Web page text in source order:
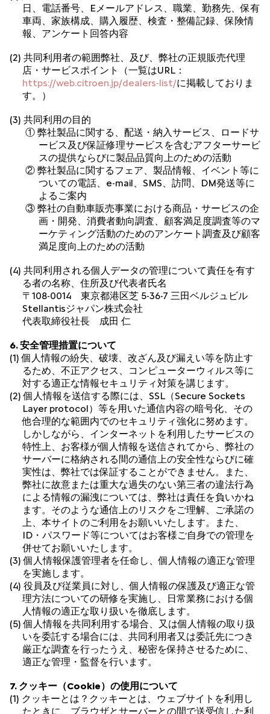
日、電話番号、Eメールアドレス、職業、勤務先、保有
車両、家族構成、購入履歴、検査・整備記録、保険情
報、アンケート回答内容
(2) 共同利用者の範囲弊社、及び、弊社の正規販売代理
店・サービスポイント（一覧はURL：
https://web.citroen.jp/dealers-list/に掲載しておりま
す。）
(3) 共同利用の目的
① 弊社製品に関する、配送・納入サービス、ロードサ
ービス及び保証修理サービスを含むアフターサービ
スの提供ならびに製品品質向上のための活動
② 弊社製品に関するフェア、製品情報、イベント等に
ついての電話、e-mail、SMS、訪問、DM発送等に
よるご案内
③ 弊社の自動車販売事業における商品・サービスの企
画・開発、消費者動向調査、顧客満足度調査等のマ
ーケティング活動のためのアンケート調査及び顧客
満足度向上のための活動
(4) 共同利用される個人データの管理について責任を有す
る者の名称、住所及び代表者氏名
〒108-0014 東京都港区芝 5-36-7 三田ベルジュビル
Stellantisジャパン株式会社
代表取締役社長 成田 仁
6. 安全管理措置について
(1) 個人情報の紛失、破壊、改ざん及び漏えい等を防止す
るため、不正アクセス、コンピューターウィルス等に
対する適正な情報セキュリティ対策を講じます。
(2) 個人情報を送信する際には、SSL（Secure Sockets
Layer protocol）等を用いた通信内容の暗号化、その
他合理的な範囲内でのセキュリティ強化に努めます。
しかしながら、インターネットを利用したサービスの
特性上、お客様が個人情報を送信されてから、弊社の
サーバーに格納される間の通信上の安全性ならびに確
実性は、弊社では保証することができません。また、
弊社に故意または重大な過失のない第三者の違法行為
による情報の漏洩については、弊社は責任を負いかね
ます。そのような通信上のリスクをご理解、ご承諾の
上、本サイトのご利用をお願いいたします。また、
ID・パスワード等についてはお客様ご自身での管理を
併せてお願いいたします。
(3) 個人情報保護管理者を任命し、個人情報の適正な管理
を実施します。
(4) 役員及び従業員に対し、個人情報の保護及び適正な管
理方法についての研修を実施し、日常業務における個
人情報の適正な取り扱いを徹底します。
(5) 個人情報を共同利用する場合、又は個人情報の取り扱
いを委託する場合には、共同利用者又は委託先につき
厳正な調査を行ったうえ、秘密を保持させるために、
適正な管理・監督を行います。
7. クッキー（Cookie）の使用について
(1) クッキーとは？クッキーとは、ウェブサイトを利用し
たときに、ブラウザとサーバーとの間で送受信した利